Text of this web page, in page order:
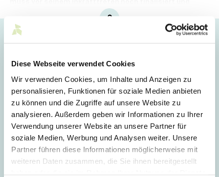
Diese Webseite verwendet Cookies
Wir verwenden Cookies, um Inhalte und Anzeigen zu
personalisieren, Funktionen für soziale Medien anbieten
zu können und die Zugriffe auf unsere Website zu
analysieren. Außerdem geben wir Informationen zu Ihrer
Verwendung unserer Website an unsere Partner für
soziale Medien, Werbung und Analysen weiter. Unsere
Partner führen diese Informationen möglicherweise mit
weiteren Daten zusammen, die Sie ihnen bereitgestellt
Login
E-Mail